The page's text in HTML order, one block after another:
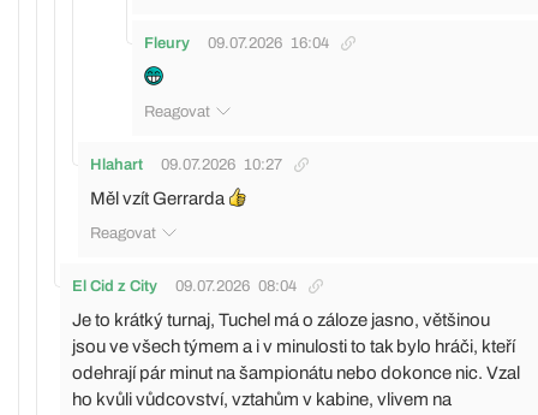
Fleury 09.07.2026 16:04
Reagovat
Hlahart 09.07.2026 10:27
Měl vzít Gerrarda
Reagovat
El Cid z City 09.07.2026 08:04
Je to krátký turnaj, Tuchel má o záloze jasno, většinou
jsou ve všech týmem a i v minulosti to tak bylo hráči, kteří
odehrají pár minut na šampionátu nebo dokonce nic. Vzal
ho kvůli vůdcovství, vztahům v kabine, vlivem na